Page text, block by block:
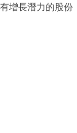
增長潛力的股份